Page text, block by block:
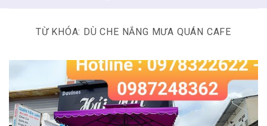
TỪ KHÓA: DÙ CHE NẮNG MƯA QUÁN CAFE